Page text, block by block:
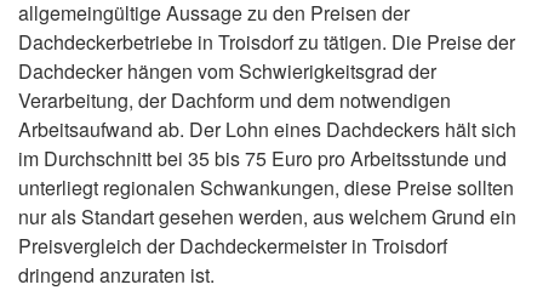
allgemeingültige Aussage zu den Preisen der
Dachdeckerbetriebe in Troisdorf zu tätigen. Die Preise der
Dachdecker hängen vom Schwierigkeitsgrad der
Verarbeitung, der Dachform und dem notwendigen
Arbeitsaufwand ab. Der Lohn eines Dachdeckers hält sich
im Durchschnitt bei 35 bis 75 Euro pro Arbeitsstunde und
unterliegt regionalen Schwankungen, diese Preise sollten
nur als Standart gesehen werden, aus welchem Grund ein
Preisvergleich der Dachdeckermeister in Troisdorf
dringend anzuraten ist.